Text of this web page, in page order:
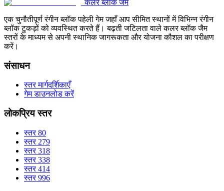
कलर ब्लॉक जैम
एक चुनौतीपूर्ण रंगीन ब्लॉक पहेली गेम जहाँ आप सीमित स्थानों में विभिन्न रंगीन
ब्लॉक टुकड़ों को व्यवस्थित करते हैं। बढ़ती जटिलता वाले कलर ब्लॉक जैम
स्तरों के माध्यम से अपनी स्थानिक जागरूकता और योजना कौशल का परीक्षण
करें।
संसाधन
स्तर मार्गदर्शिकाएँ
गेम डाउनलोड करें
लोकप्रिय स्तर
स्तर 80
स्तर 279
स्तर 318
स्तर 338
स्तर 414
स्तर 996